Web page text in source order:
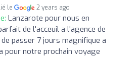
le 2 years ago
Lanzarote pour nous en
de l'acceuil a l'agence de
passer 7 jours magnifique a
pour notre prochain voyage